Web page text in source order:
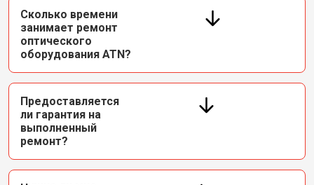
Сколько времени
занимает ремонт
оптического
оборудования ATN?
Предоставляется
ли гарантия на
выполненный
ремонт?